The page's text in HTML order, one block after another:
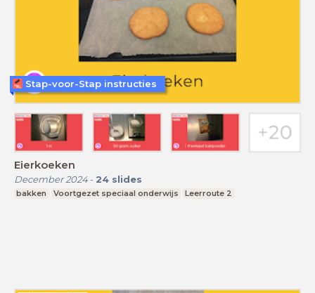
Eierkoeken
December 2024- 24 slides
bakken Voortgezet speciaal onderwijs Leerroute 2
Stap-voor-Stap instructies